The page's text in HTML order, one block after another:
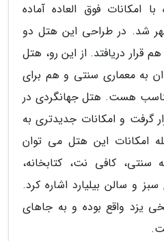
هتل 3 ستاره با امکانات فوق العاده آماده
شهر شد. در طراحی این هتل دو
قرار دریافتد. از این رو، هتل
به معماری سنتی و هم برای
هست. هتل جهانگردی در
قرار گرفت و امکانات جدیدتری به
امکانات این هتل می توان
سنتی، کافی نت، کتابخانه،
و سالن بیلیارد اشاره کرد.
یزد واقع بوده و به جاهای